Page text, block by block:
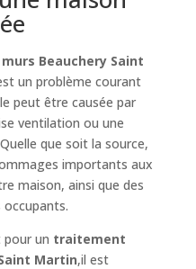
Beauchery Saint
un problème courant
peut être causée par
ventilation ou une
que soit la source,
importants aux
maison, ainsi que des
un traitement
Martin,il est